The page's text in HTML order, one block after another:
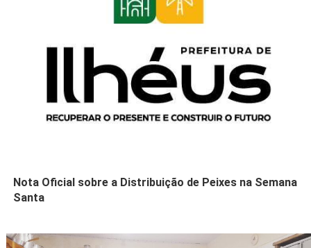
Nota Oficial sobre a Distribuição de Peixes na Semana
Santa